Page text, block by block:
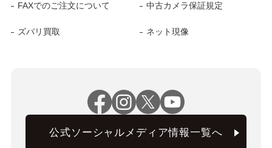
FAXでのご注文について 中古カメラ保証規定
ズバリ買取 ネット現像
公式ソーシャルメディア情報一覧へ